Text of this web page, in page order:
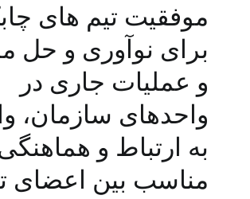
موفقیت تیم های
برای نوآوری و حل
و عملیات جاری در
واحدهای سازمان،
به ارتباط و
مناسب بین اعضای